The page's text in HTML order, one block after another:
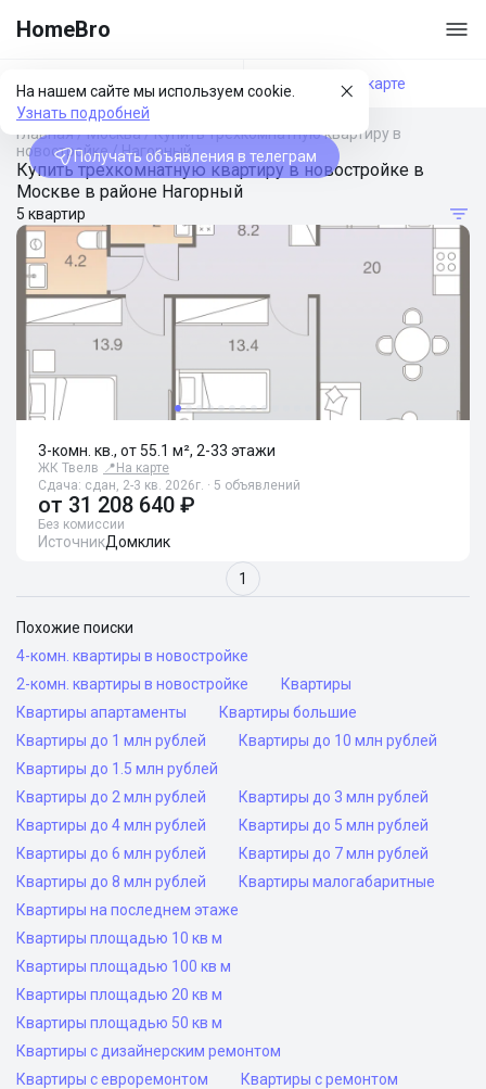
HomeBro
На нашем сайте мы используем cookie.
Узнать подробней
Получать объявления в телеграм
Фильтры На карте
Главная/Москва/Купить трехкомнатную квартиру в
новостройке/Нагорный
Купить трехкомнатную квартиру в новостройке в
Москве в районе Нагорный
5 квартир
3-комн. кв., от 55.1 м², 2-33 этажи
ЖК Твелв 📍 На карте
Сдача: сдан, 2-3 кв. 2026г. · 5 объявлений
от 31 208 640 ₽
Без комиссии
ИсточникДомклик
1
Похожие поиски
4-комн. квартиры в новостройке
2-комн. квартиры в новостройке
Квартиры
Квартиры апартаменты
Квартиры большие
Квартиры до 1 млн рублей
Квартиры до 10 млн рублей
Квартиры до 1.5 млн рублей
Квартиры до 2 млн рублей
Квартиры до 3 млн рублей
Квартиры до 4 млн рублей
Квартиры до 5 млн рублей
Квартиры до 6 млн рублей
Квартиры до 7 млн рублей
Квартиры до 8 млн рублей
Квартиры малогабаритные
Квартиры на последнем этаже
Квартиры площадью 10 кв м
Квартиры площадью 100 кв м
Квартиры площадью 20 кв м
Квартиры площадью 50 кв м
Квартиры с дизайнерским ремонтом
Квартиры с евроремонтом
Квартиры с ремонтом